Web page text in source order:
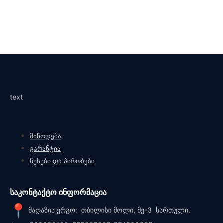
text
მიწოდება
გარანტია
წესები და პირობები
საკონტაქტო ინფორმაცია
მაღაზია ერგო: თბილისი მოლი, მე-3 სართული,